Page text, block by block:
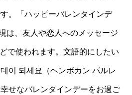
。「ハッピーバレンタインデ
は、友人や恋人へのメッセージ
で使われます。文語的にしたい
이 되세요（ヘンボカン パルレ
せなバレンタインデーをお過ご